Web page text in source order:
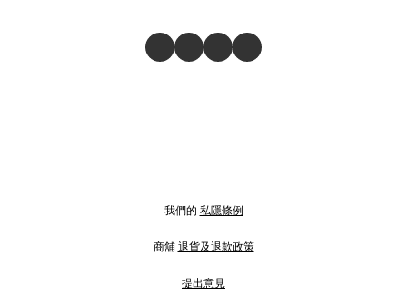
我們的 私隱條例
商舖 退貨及退款政策
提出意見